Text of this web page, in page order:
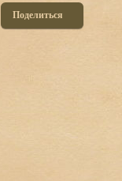
Поделиться